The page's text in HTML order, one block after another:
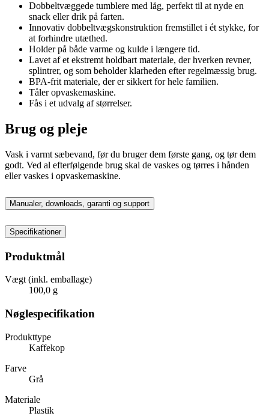
Dobbeltvæggede tumblere med låg, perfekt til at nyde en
snack eller drik på farten.
Innovativ dobbeltvægskonstruktion fremstillet i ét stykke, for
at forhindre utæthed.
Holder på både varme og kulde i længere tid.
Lavet af et ekstremt holdbart materiale, der hverken revner,
splintrer, og som beholder klarheden efter regelmæssig brug.
BPA-frit materiale, der er sikkert for hele familien.
Tåler opvaskemaskine.
Fås i et udvalg af størrelser.
Brug og pleje
Vask i varmt sæbevand, før du bruger dem første gang, og tør dem
godt. Ved al efterfølgende brug skal de vaskes og tørres i hånden
eller vaskes i opvaskemaskine.
Manualer, downloads, garanti og support
Specifikationer
Produktmål
Vægt (inkl. emballage)
100,0 g
Nøglespecifikation
Produkttype
Kaffekop
Farve
Grå
Materiale
Plastik